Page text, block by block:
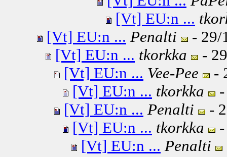
[Vt] EU:n ...
[Vt] EU:n ... Penalti
- 29/
[Vt] EU:n ... tkorkka
-
[Vt] EU:n ... Vee-Pee
-
[Vt] EU:n ... tkorkka
[Vt] EU:n ... Penalti
-
[Vt] EU:n ... tkorkka
[Vt] EU:n ... Penalti